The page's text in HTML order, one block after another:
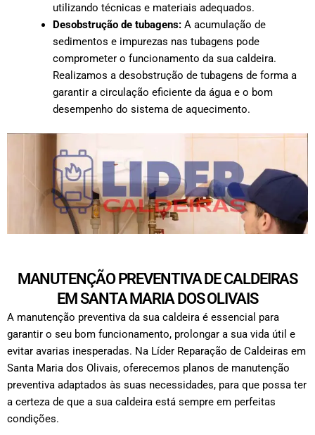
utilizando técnicas e materiais adequados.
Desobstrução de tubagens: A acumulação de
sedimentos e impurezas nas tubagens pode
comprometer o funcionamento da sua caldeira.
Realizamos a desobstrução de tubagens de forma a
garantir a circulação eficiente da água e o bom
desempenho do sistema de aquecimento.
MANUTENÇÃO PREVENTIVA DE CALDEIRAS
EM SANTA MARIA DOS OLIVAIS
A manutenção preventiva da sua caldeira é essencial para
garantir o seu bom funcionamento, prolongar a sua vida útil e
evitar avarias inesperadas. Na Líder Reparação de Caldeiras em
Santa Maria dos Olivais, oferecemos planos de manutenção
preventiva adaptados às suas necessidades, para que possa ter
a certeza de que a sua caldeira está sempre em perfeitas
condições.